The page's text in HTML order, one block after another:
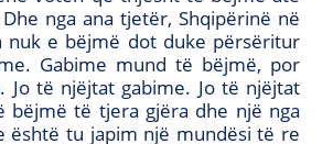
nga ana tjetër, Shqipërinë në
nuk e bëjmë dot duke përsëritur
Gabime mund të bëjmë, por
Jo të njëjtat gabime. Jo të njëjtat
bëjmë të tjera gjëra dhe një nga
është tu japim një mundësi të re